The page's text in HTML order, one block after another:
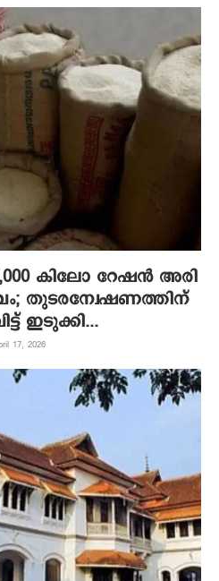
കിലോ റേഷന്‍ അരി
തുടരന്വേഷണത്തിന്
ഇടുക്കി...
17, 2026